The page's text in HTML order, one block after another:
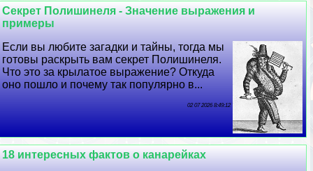
Секрет Полишинеля - Значение выражения и
примеры
Если вы любите загадки и тайны, тогда мы
готовы раскрыть вам секрет Полишинеля.
Что это за крылатое выражение? Откуда
оно пошло и почему так популярно в...
02 07 2026 8:49:12
18 интересных фактов о канарейках